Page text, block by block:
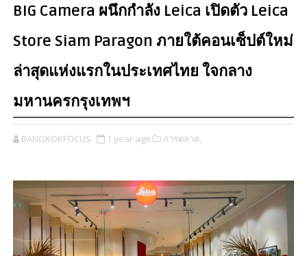
BIG Camera ผนึกกำลัง Leica เปิดตัว Leica
Store Siam Paragon ภายใต้คอนเซ็ปต์ใหม่
ล่าสุดแห่งแรกในประเทศไทย ใจกลาง
มหานครกรุงเทพฯ
BANGKOKFOCUS 1 year ago การตลาด,